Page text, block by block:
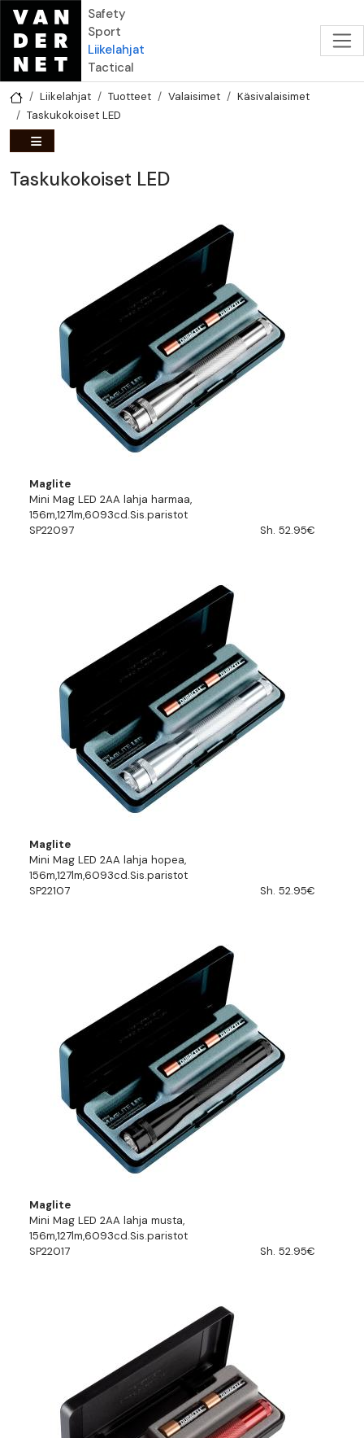
Hyppää pääsisältöön
Safety
Sport
Liikelahjat
Tactical
Liikelahjat Tuotteet Valaisimet
Käsivalaisimet
Taskukokoiset LED
Taskukokoiset LED
Maglite
Mini Mag LED 2AA lahja harmaa,
156m,127lm,6093cd.Sis.paristot
SP22097
Sh. 52.95€
Maglite
Mini Mag LED 2AA lahja hopea,
156m,127lm,6093cd.Sis.paristot
SP22107
Sh. 52.95€
Maglite
Mini Mag LED 2AA lahja musta,
156m,127lm,6093cd.Sis.paristot
SP22017
Sh. 52.95€